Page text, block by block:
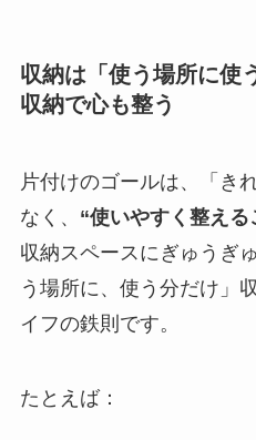
収納は「使う場所に使
収納で心も整う
片付けのゴールは、「き
なく、 “使いやすく整える
収納スペースにぎゅうぎ
う場所に、使う分だけ」
イフの鉄則です。
たとえば：